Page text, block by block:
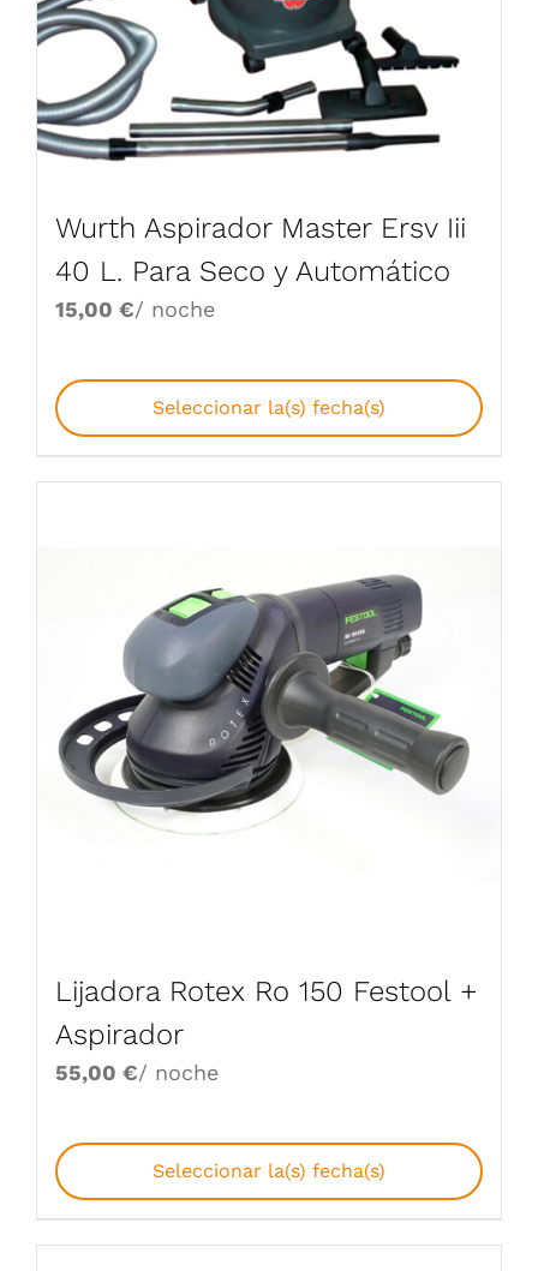
Wurth Aspirador Master Ersv Iii
40 L. Para Seco y Automático
15,00 €/ noche
Seleccionar la(s) fecha(s)
Lijadora Rotex Ro 150 Festool +
Aspirador
55,00 €/ noche
Seleccionar la(s) fecha(s)